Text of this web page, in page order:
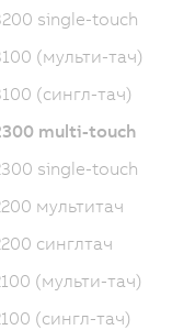
single-touch
(мульти-тач)
(сингл-тач)
multi-touch
single-touch
мультитач
синглтач
(мульти-тач)
(сингл-тач)